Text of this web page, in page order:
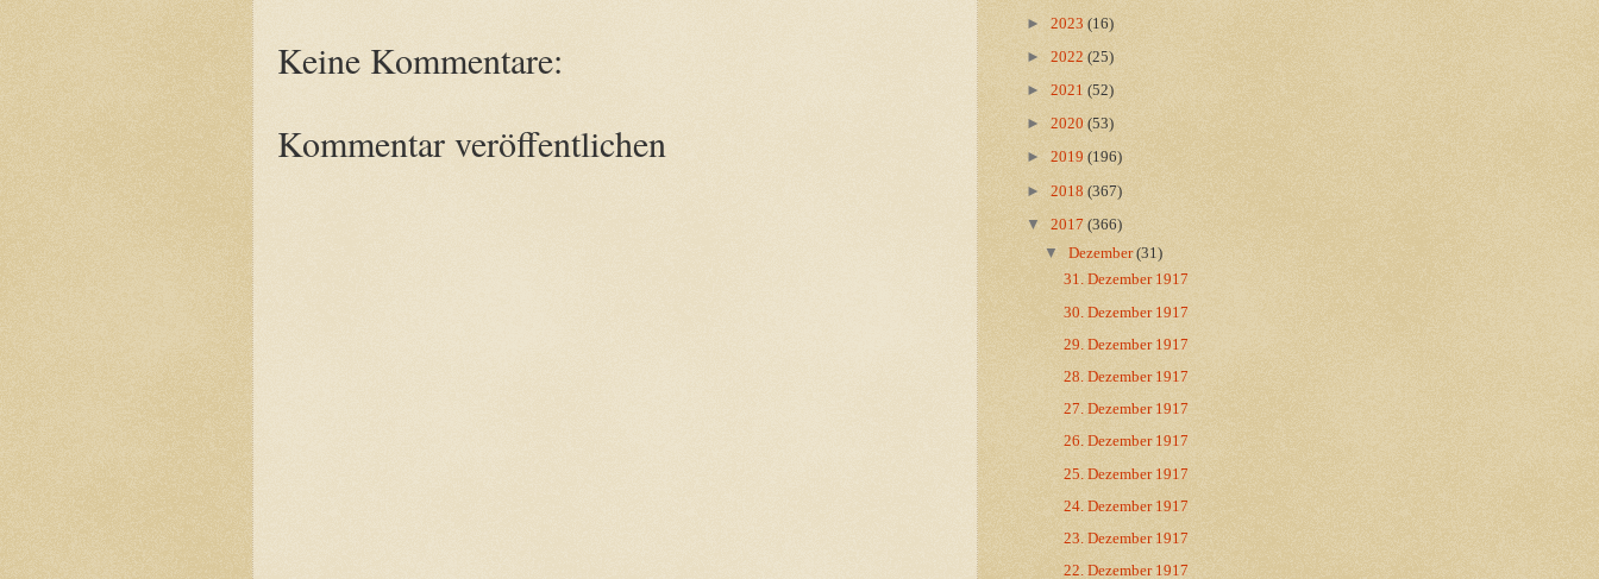
Keine Kommentare:
Kommentar veröffentlichen
► 2023 (16)
► 2022 (25)
► 2021 (52)
► 2020 (53)
► 2019 (196)
► 2018 (367)
▼ 2017 (366)
▼Dezember(31)
31. Dezember 1917
30. Dezember 1917
29. Dezember 1917
28. Dezember 1917
27. Dezember 1917
26. Dezember 1917
25. Dezember 1917
24. Dezember 1917
23. Dezember 1917
22. Dezember 1917